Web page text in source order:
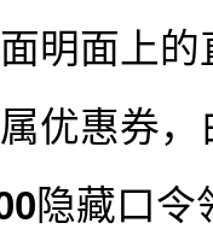
明面上
优惠券
隐藏口令